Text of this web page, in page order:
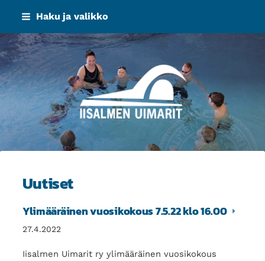
Siirry
sisältöön
Haku ja valikko
Iisalmen Uimarit ry
Uutiset
Ylimääräinen vuosikokous 7.5.22 klo 16.00
27.4.2022
Iisalmen Uimarit ry ylimääräinen vuosikokous